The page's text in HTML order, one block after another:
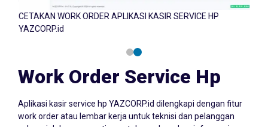
CETAKAN WORK ORDER APLIKASI KASIR SERVICE HP
YAZCORP.id
Work Order Service Hp
work order atau lembar kerja untuk teknisi dan pelanggan
sebagai dokumen penting untuk menlaporkan informasi